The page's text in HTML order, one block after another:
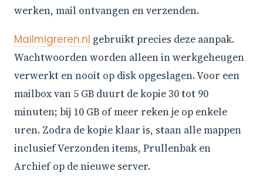
werken, mail ontvangen en verzenden.
Mailmigreren.nl gebruikt precies deze aanpak.
Wachtwoorden worden alleen in werkgeheugen
verwerkt en nooit op disk opgeslagen. Voor een
mailbox van 5 GB duurt de kopie 30 tot 90
minuten; bij 10 GB of meer reken je op enkele
uren. Zodra de kopie klaar is, staan alle mappen
inclusief Verzonden items, Prullenbak en
Archief op de nieuwe server.